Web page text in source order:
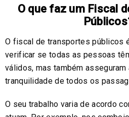
O que faz um Fiscal
O fiscal de transportes públicos
verificar se todas as pessoas
válidos, mas também asseguram
tranquilidade de todos os
O seu trabalho varia de acordo